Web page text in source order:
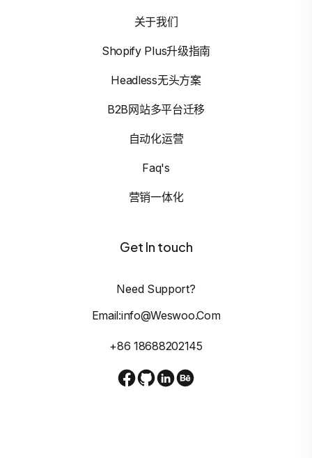
关于我们
Shopify Plus升级指南
Headless无头方案
B2B网站多平台迁移
自动化运营
Faq's
营销一体化
Get In touch
Need Support?
Email:info@weswoo.com
+86 18688202145